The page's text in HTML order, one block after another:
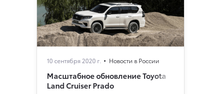
10 сентября 2020 г. Новости в России
Масштабное обновление Toyota
Land Cruiser Prado